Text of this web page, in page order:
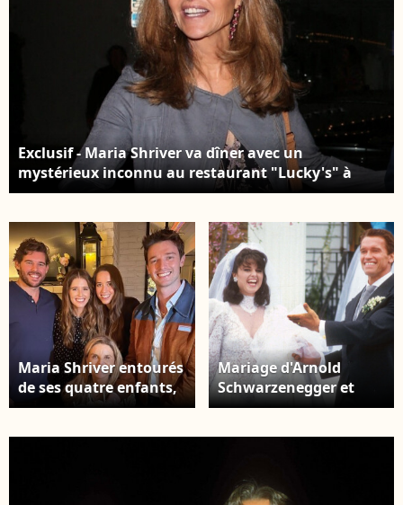
Exclusif - Maria Shriver va dîner avec un
mystérieux inconnu au restaurant "Lucky's" à
Malibu, le 30 juillet 2022.
Maria Shriver entourés
de ses quatre enfants,
nés de son mariage
Mariage d'Arnold
Schwarzenegger et
Maria Shriver.